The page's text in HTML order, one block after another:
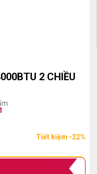
2 CHIỀU
Tiết kiệm -22%